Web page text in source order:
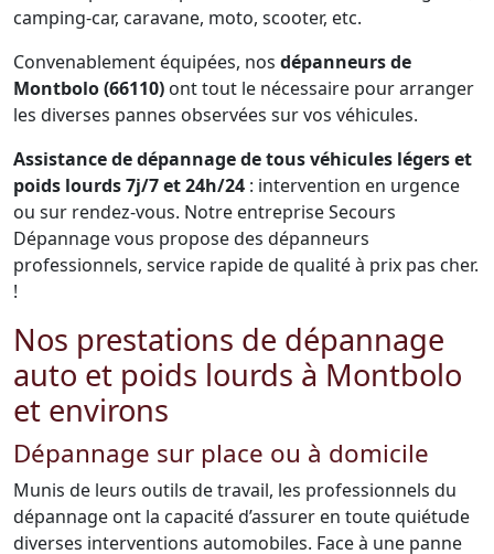
camping-car, caravane, moto, scooter, etc.
Convenablement équipées, nos dépanneurs de
Montbolo (66110) ont tout le nécessaire pour arranger
les diverses pannes observées sur vos véhicules.
Assistance de dépannage de tous véhicules légers et
poids lourds 7j/7 et 24h/24 : intervention en urgence
ou sur rendez-vous. Notre entreprise Secours
Dépannage vous propose des dépanneurs
professionnels, service rapide de qualité à prix pas cher.
!
Nos prestations de dépannage
auto et poids lourds à Montbolo
et environs
Dépannage sur place ou à domicile
Munis de leurs outils de travail, les professionnels du
dépannage ont la capacité d’assurer en toute quiétude
diverses interventions automobiles. Face à une panne